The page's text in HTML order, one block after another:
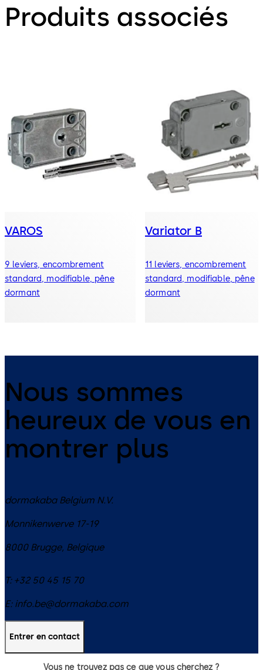
Produits associés
VAROS
9 leviers, encombrement
standard, modifiable, pêne
dormant
Variator B
11 leviers, encombrement
standard, modifiable, pêne
dormant
Nous sommes
heureux de vous en
montrer plus
dormakaba Belgium N.V.
Monnikenwerve 17-19
8000 Brugge, Belgique
T: +32 50 45 15 70
E: info.be@dormakaba.com
Entrer en contact
Vous ne trouvez pas ce que vous cherchez ?